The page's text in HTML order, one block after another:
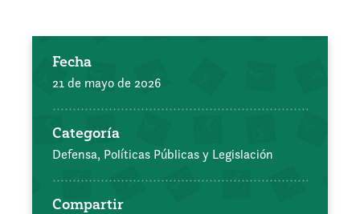
Fecha
21 de mayo de 2026
Categoría
Defensa, Políticas Públicas y Legislación
Compartir